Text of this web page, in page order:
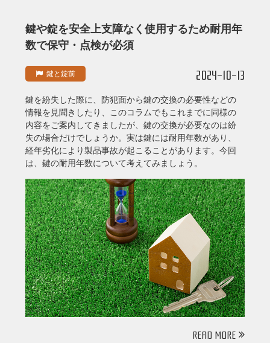
鍵や錠を安全上支障なく使用するため耐用年
数で保守・点検が必須
鍵と錠前 2024-10-13
鍵を紛失した際に、防犯面から鍵の交換の必要性などの
情報を見聞きしたり、このコラムでもこれまでに同様の
内容をご案内してきましたが、鍵の交換が必要なのは紛
失の場合だけでしょうか。実は鍵には耐用年数があり、
経年劣化により製品事故が起こることがあります。今回
は、鍵の耐用年数について考えてみましょう。
READ MORE